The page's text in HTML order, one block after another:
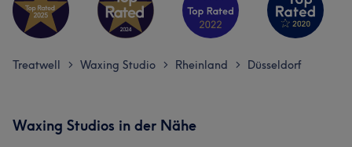
Treatwell > Waxing Studio > Rheinland > Düsseldorf
Waxing Studios in der Nähe